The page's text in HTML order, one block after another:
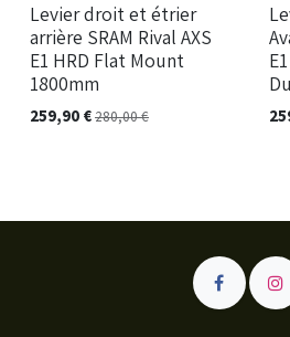
Levier droit et étrier
arrière SRAM Rival AXS
E1 HRD Flat Mount
1800mm
259,90 €280,00€